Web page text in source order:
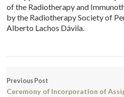
of the Radiotherapy and
by the Radiotherapy Society of
Alberto Lachos Dávila.
Previous Post
Ceremony of Incorporation of